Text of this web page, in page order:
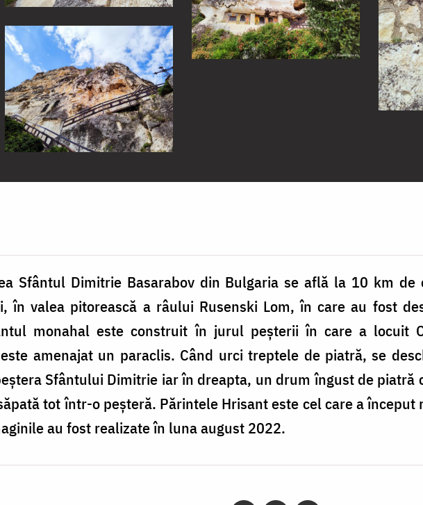
Sfântul Dimitrie Basarabov din Bulgaria se află la 10 km
în valea pitorească a râului Rusenski Lom, în care au fost
monahal este construit în jurul peșterii în care a locuit
amenajat un paraclis. Când urci treptele de piatră, se
Sfântului Dimitrie iar în dreapta, un drum îngust de piatră
tot într-o peșteră. Părintele Hrisant este cel care a
au fost realizate în luna august 2022.